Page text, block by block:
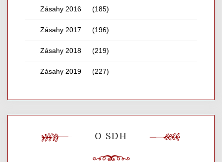
Zásahy 2016 (185)
Zásahy 2017 (196)
Zásahy 2018 (219)
Zásahy 2019 (227)
O SDH